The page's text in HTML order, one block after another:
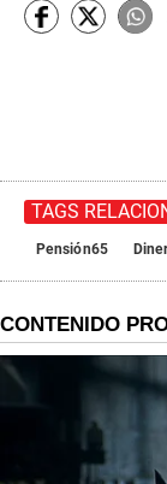
TAGS
Pensión65